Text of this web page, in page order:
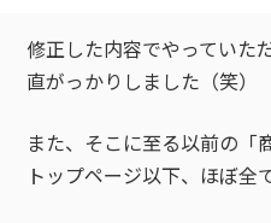
修正した内容でやっていた
直がっかりしました（笑）
また、そこに至る以前の「
トップページ以下、ほぼ全